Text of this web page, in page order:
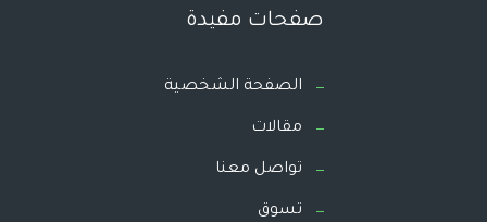
صفحات مفيدة
الصفحة الشخصية
مقالات
تواصل معنا
تسوق